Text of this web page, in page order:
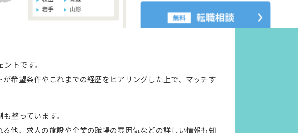
トです。
が希望条件やこれまでの経歴をヒアリングした上で、マッチす
整っています。
他、求人の施設や企業の職場の雰囲気などの詳しい情報も知